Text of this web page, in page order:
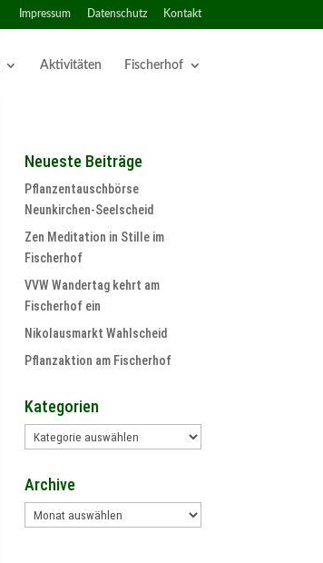
Impressum Datenschutz Kontakt
Aktivitäten Fischerhof
Neueste Beiträge
Pflanzentauschbörse
Neunkirchen-Seelscheid
Zen Meditation in Stille im
Fischerhof
VVW Wandertag kehrt am
Fischerhof ein
Nikolausmarkt Wahlscheid
Pflanzaktion am Fischerhof
Kategorien
Kategorien
Archive
Archive